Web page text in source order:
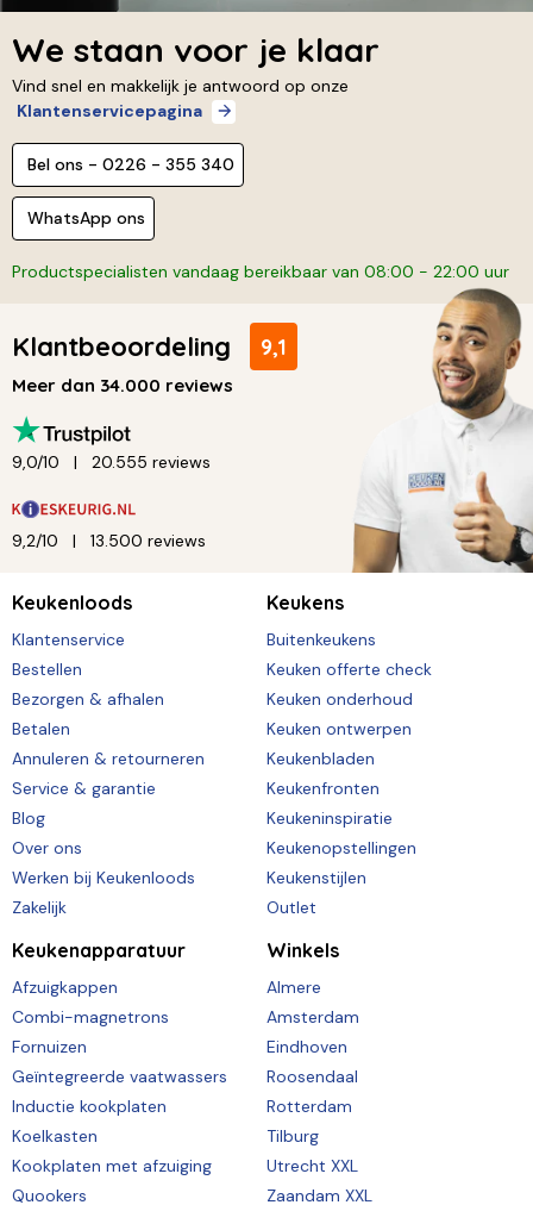
We staan voor je klaar
Vind snel en makkelijk je antwoord op onze
Klantenservicepagina
Bel ons - 0226 - 355 340
WhatsApp ons
Productspecialisten vandaag bereikbaar van 08:00 - 22:00 uur
Klantbeoordeling 9,1
Meer dan 34.000 reviews
9,0/10 20.555 reviews
9,2/10 13.500 reviews
Keukenloods
Klantenservice
Bestellen
Bezorgen & afhalen
Betalen
Annuleren & retourneren
Service & garantie
Blog
Over ons
Werken bij Keukenloods
Zakelijk
Keukens
Buitenkeukens
Keuken offerte check
Keuken onderhoud
Keuken ontwerpen
Keukenbladen
Keukenfronten
Keukeninspiratie
Keukenopstellingen
Keukenstijlen
Outlet
Keukenapparatuur
Afzuigkappen
Combi-magnetrons
Fornuizen
Geïntegreerde vaatwassers
Inductie kookplaten
Koelkasten
Kookplaten met afzuiging
Quookers
Winkels
Almere
Amsterdam
Eindhoven
Roosendaal
Rotterdam
Tilburg
Utrecht XXL
Zaandam XXL